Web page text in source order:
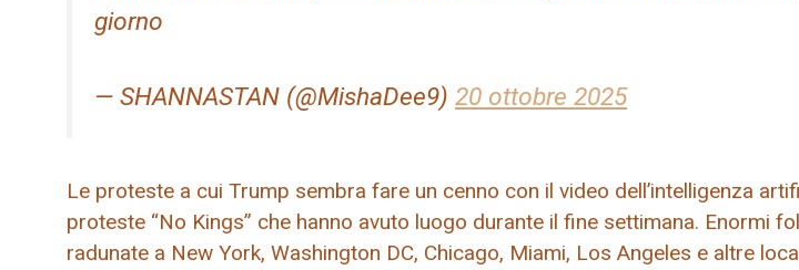
giorno
— SHANNASTAN (@MishaDee9) 20 ottobre 2025
Le proteste a cui Trump sembra fare un cenno con il video dell’intelligenza
proteste “No Kings” che hanno avuto luogo durante il fine settimana. Enormi
radunate a New York, Washington DC, Chicago, Miami, Los Angeles e altre